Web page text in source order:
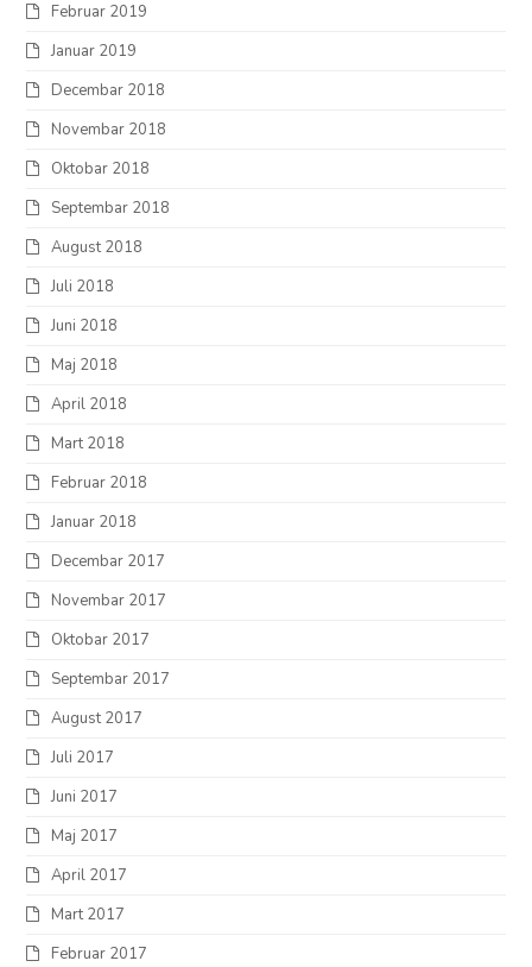
Februar 2019
Januar 2019
Decembar 2018
Novembar 2018
Oktobar 2018
Septembar 2018
August 2018
Juli 2018
Juni 2018
Maj 2018
April 2018
Mart 2018
Februar 2018
Januar 2018
Decembar 2017
Novembar 2017
Oktobar 2017
Septembar 2017
August 2017
Juli 2017
Juni 2017
Maj 2017
April 2017
Mart 2017
Februar 2017